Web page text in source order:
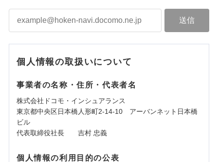
個人情報の取扱いについて
事業者の名称・住所・代表者名
株式会社ドコモ・インシュアランス
東京都中央区日本橋人形町2-14-10 アーバンネット日本橋
ビル
代表取締役社長 吉村 忠義
個人情報の利用目的の公表